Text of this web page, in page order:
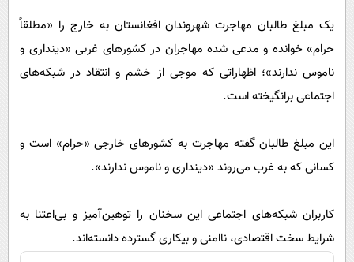
سلامت
بین الملل
اجتماعی
روانشناسی
یک مبلغ طالبان مهاجرت شهروندان افغانستان به خارج را «مطلقاً
حرام» خوانده و مدعی شده مهاجران در کشورهای غربی «دینداری و
ناموس ندارند»؛ اظهاراتی که موجی از خشم و انتقاد در شبکه‌های
اجتماعی برانگیخته است.
این مبلغ طالبان گفته مهاجرت به کشورهای خارجی «حرام» است و
کسانی که به غرب می‌روند «دینداری و ناموس ندارند».
کاربران شبکه‌های اجتماعی این سخنان را توهین‌آمیز و بی‌اعتنا به
شرایط سخت اقتصادی، ناامنی و بیکاری گسترده دانسته‌اند.